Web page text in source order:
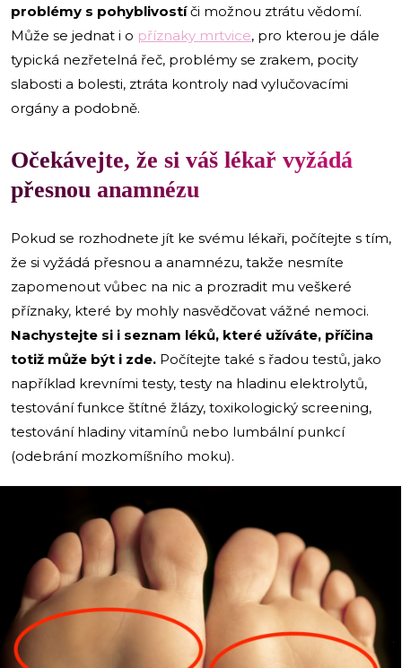
problémy s pohyblivostíči možnou ztrátu vědomí.
Může se jednat i o příznaky mrtvice, pro kterou je dále
typická nezřetelná řeč, problémy se zrakem, pocity
slabosti a bolesti, ztráta kontroly nad vylučovacími
orgány a podobně.
Očekávejte, že si váš lékař vyžádá
přesnou anamnézu
Pokud se rozhodnete jít ke svému lékaři, počítejte s tím,
že si vyžádá přesnou a anamnézu, takže nesmíte
zapomenout vůbec na nic a prozradit mu veškeré
příznaky, které by mohly nasvědčovat vážné nemoci.
Nachystejte si i seznam léků, které užíváte, příčina
totiž může být i zde. Počítejte také s řadou testů, jako
například krevními testy, testy na hladinu elektrolytů,
testování funkce štítné žlázy, toxikologický screening,
testování hladiny vitamínů nebo lumbální punkcí
(odebrání mozkomíšního moku).